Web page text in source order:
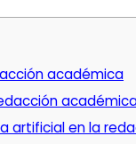
académica
artificial en la